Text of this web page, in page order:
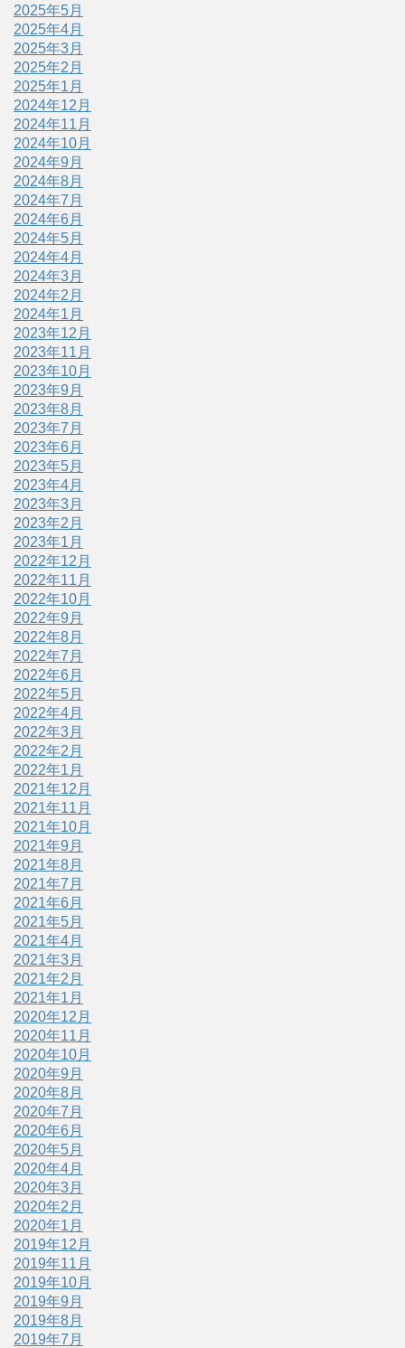
2025年5月
2025年4月
2025年3月
2025年2月
2025年1月
2024年12月
2024年11月
2024年10月
2024年9月
2024年8月
2024年7月
2024年6月
2024年5月
2024年4月
2024年3月
2024年2月
2024年1月
2023年12月
2023年11月
2023年10月
2023年9月
2023年8月
2023年7月
2023年6月
2023年5月
2023年4月
2023年3月
2023年2月
2023年1月
2022年12月
2022年11月
2022年10月
2022年9月
2022年8月
2022年7月
2022年6月
2022年5月
2022年4月
2022年3月
2022年2月
2022年1月
2021年12月
2021年11月
2021年10月
2021年9月
2021年8月
2021年7月
2021年6月
2021年5月
2021年4月
2021年3月
2021年2月
2021年1月
2020年12月
2020年11月
2020年10月
2020年9月
2020年8月
2020年7月
2020年6月
2020年5月
2020年4月
2020年3月
2020年2月
2020年1月
2019年12月
2019年11月
2019年10月
2019年9月
2019年8月
2019年7月